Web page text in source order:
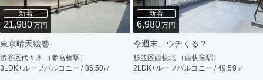
新着
21,980万円
東京晴天絵巻
渋谷区代々木 （参宮橋駅）
3LDK+ルーフバルコニー / 85.50㎡
新着
6,980万円
今週末、ウチくる？
杉並区西荻北 （西荻窪駅）
2LDK+ルーフバルコニー / 49.59㎡